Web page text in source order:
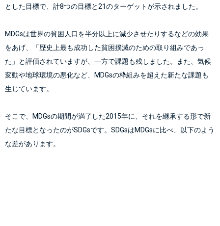
とした目標で、計8つの目標と21のターゲットが示されました。
MDGsは世界の貧困人口を半分以上に減少させたりするなどの効果
をあげ、「歴史上最も成功した貧困撲滅のための取り組みであっ
た」と評価されていますが、一方で課題も残しました。また、気候
変動や地球環境の悪化など、MDGsの枠組みを超えた新たな課題も
そこで、MDGsの期間が満了した2015年に、それを継承する形で新
たな目標となったのがSDGsです。SDGsはMDGsに比べ、以下のよう
な差があります。